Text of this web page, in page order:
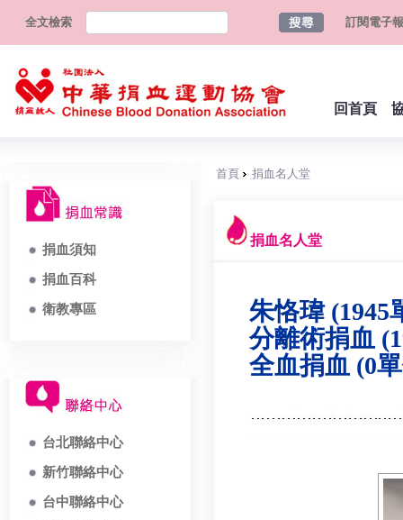
全文檢索 訂閱電子報
回首頁
捐血須知
捐血百科
衛教專區
台北聯絡中心
新竹聯絡中心
台中聯絡中心
首頁 捐血名人堂
捐血名人堂
朱恪瑋 (1945
分離術捐血
全血捐血 (0